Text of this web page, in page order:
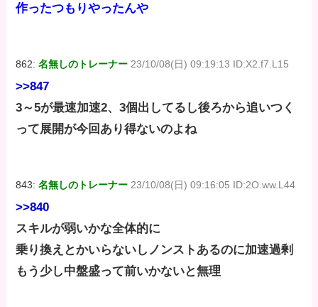
作ったつもりやったんや
862:名無しのトレーナー 23/10/08(日) 09:19:13 ID:X2.f7.L15
>>847
3～5が最速加速2、3個出してるし後ろから追いつく
って展開が今回あり得ないのよね
843:名無しのトレーナー 23/10/08(日) 09:16:05 ID:2O.ww.L44
>>840
スキルが弱いかな全体的に
乗り換えとかいらないしノンストあるのに加速過剰
もう少し中盤盛って前いかないと無理